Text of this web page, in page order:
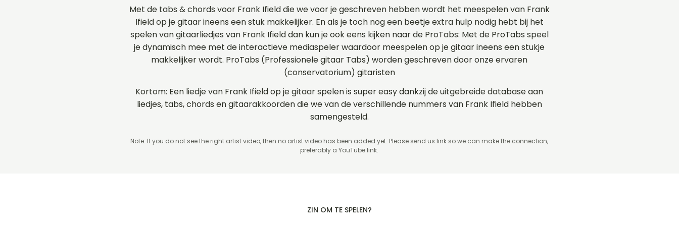
Met de tabs & chords voor Frank Ifield die we voor je geschreven hebben wordt het meespelen van Frank
Ifield op je gitaar ineens een stuk makkelijker. En als je toch nog een beetje extra hulp nodig hebt bij het
spelen van gitaarliedjes van Frank Ifield dan kun je ook eens kijken naar de ProTabs: Met de ProTabs speel
je dynamisch mee met de interactieve mediaspeler waardoor meespelen op je gitaar ineens een stukje
makkelijker wordt. ProTabs (Professionele gitaar Tabs) worden geschreven door onze ervaren
(conservatorium) gitaristen
Kortom: Een liedje van Frank Ifield op je gitaar spelen is super easy dankzij de uitgebreide database aan
liedjes, tabs, chords en gitaarakkoorden die we van de verschillende nummers van Frank Ifield hebben
samengesteld.
Note: If you do not see the right artist video, then no artist video has been added yet. Please send us link so we can make the connection,
preferably a YouTube link.
ZIN OM TE SPELEN?